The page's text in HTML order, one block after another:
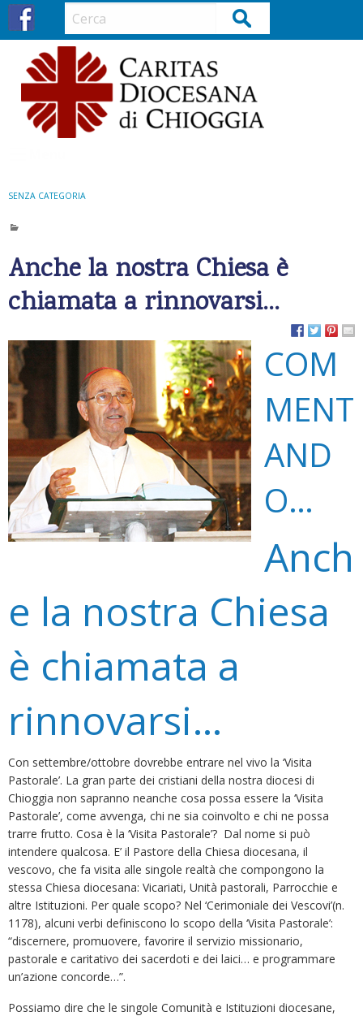
Cerca
SENZA CATEGORIA
Anche la nostra Chiesa è
chiamata a rinnovarsi…
COM
MENT
AND
O…
Anch
e la nostra Chiesa
è chiamata a
rinnovarsi…
Con settembre/ottobre dovrebbe entrare nel vivo la ‘Visita
Pastorale’. La gran parte dei cristiani della nostra diocesi di
Chioggia non sapranno neanche cosa possa essere la ‘Visita
Pastorale’, come avvenga, chi ne sia coinvolto e chi ne possa
trarre frutto. Cosa è la ‘Visita Pastorale’? Dal nome si può
intendere qualcosa. E’ il Pastore della Chiesa diocesana, il
vescovo, che fa visita alle singole realtà che compongono la
stessa Chiesa diocesana: Vicariati, Unità pastorali, Parrocchie e
altre Istituzioni. Per quale scopo? Nel ‘Cerimoniale dei Vescovi’(n.
1178), alcuni verbi definiscono lo scopo della ‘Visita Pastorale’:
“discernere, promuovere, favorire il servizio missionario,
pastorale e caritativo dei sacerdoti e dei laici… e programmare
un’azione concorde…”.
Possiamo dire che le singole Comunità e Istituzioni diocesane,